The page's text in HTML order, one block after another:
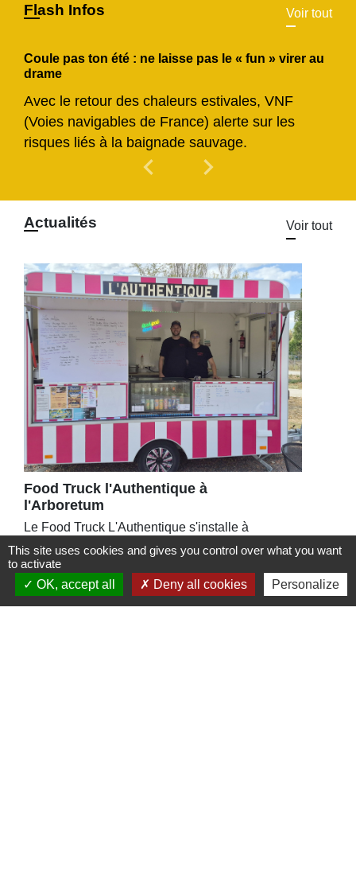
Flash Infos Voir tout
Coule pas ton été : ne laisse pas le « fun » virer au
drame
Avec le retour des chaleurs estivales, VNF
(Voies navigables de France) alerte sur les
risques liés à la baignade sauvage.
chevron_left Previous
chevron_right
Actualités Voir tout
Food Truck l'Authentique à
l'Arboretum
Le Food Truck L'Authentique s'installe à
l'aire de détente et de loisirs de
l'Arboretum, jusqu’au 6 septembre 2026
This site uses cookies and gives you control over what you want
to activate
OK, accept all
Deny all cookies Personalize